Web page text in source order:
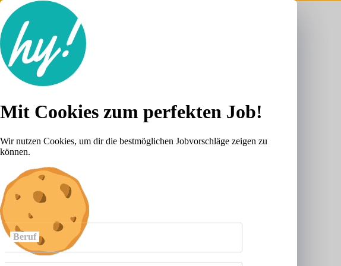
Lebenslauf
Anmelden
weitere
Beruf
Mit Cookies zum perfekten Job!
Wir nutzen Cookies, um dir die bestmöglichen Jobvorschläge zeigen zu
können.